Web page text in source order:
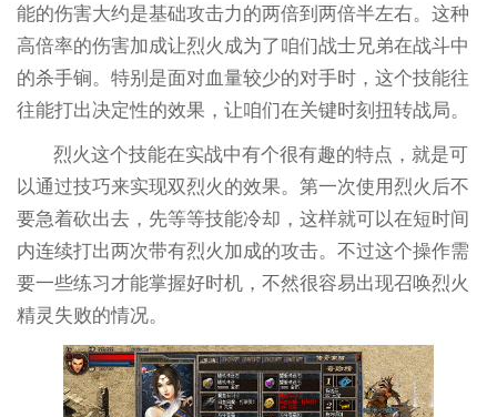
能的伤害大约是基础攻击力的两倍到两倍半左右。这种
高倍率的伤害加成让烈火成为了咱们战士兄弟在战斗中
的杀手锏。特别是面对血量较少的对手时，这个技能往
往能打出决定性的效果，让咱们在关键时刻扭转战局。
烈火这个技能在实战中有个很有趣的特点，就是可
以通过技巧来实现双烈火的效果。第一次使用烈火后不
要急着砍出去，先等等技能冷却，这样就可以在短时间
内连续打出两次带有烈火加成的攻击。不过这个操作需
要一些练习才能掌握好时机，不然很容易出现召唤烈火
精灵失败的情况。